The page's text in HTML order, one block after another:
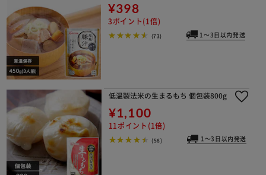
¥398
3ポイント(1倍)
(73) 1～3日以内発送
低温製法米の生まるもち 個包装800g
¥1,100
11ポイント(1倍)
(58) 1～3日以内発送